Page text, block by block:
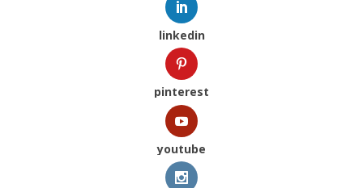
linkedin
pinterest
youtube